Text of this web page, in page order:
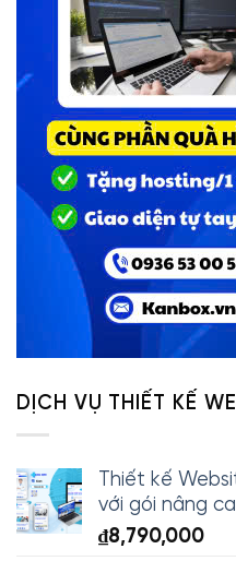
DỊCH VỤ THIẾT KẾ
Thiết kế
với gói nâng
₫8,790,000